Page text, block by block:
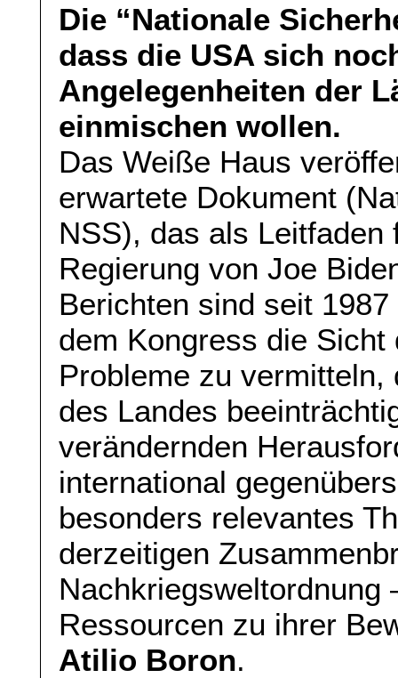
Die “Nationale
dass die USA sich
Angelegenheiten der
einmischen wollen.
Das Weiße Haus
erwartete Dokument
NSS), das als
Regierung von Joe
Berichten sind seit
dem Kongress die
Probleme zu
des Landes
verändernden
international
besonders relevantes
derzeitigen
Nachkriegsweltordnung
Ressourcen zu ihrer
Atilio Boron.